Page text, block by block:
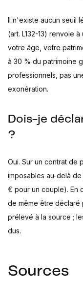
Il n'existe aucun seuil
(art. L132-13) renvoie
votre âge, votre
à 30 % du patrimoine
professionnels, pas
exonération.
Dois-je
?
Oui. Sur un contrat de
imposables au-delà
€ pour un couple). En
de même être
prélevé à la source ;
dus.
Sources